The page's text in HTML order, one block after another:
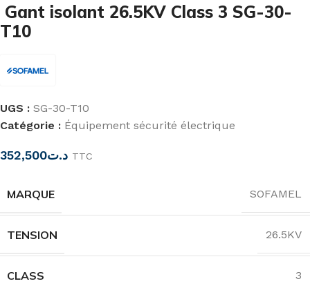
Gant isolant 26.5KV Class 3 SG-30-
T10
UGS : SG-30-T10
Catégorie : Équipement sécurité électrique
د.ت352,500 TTC
MARQUE SOFAMEL
TENSION 26.5KV
CLASS 3